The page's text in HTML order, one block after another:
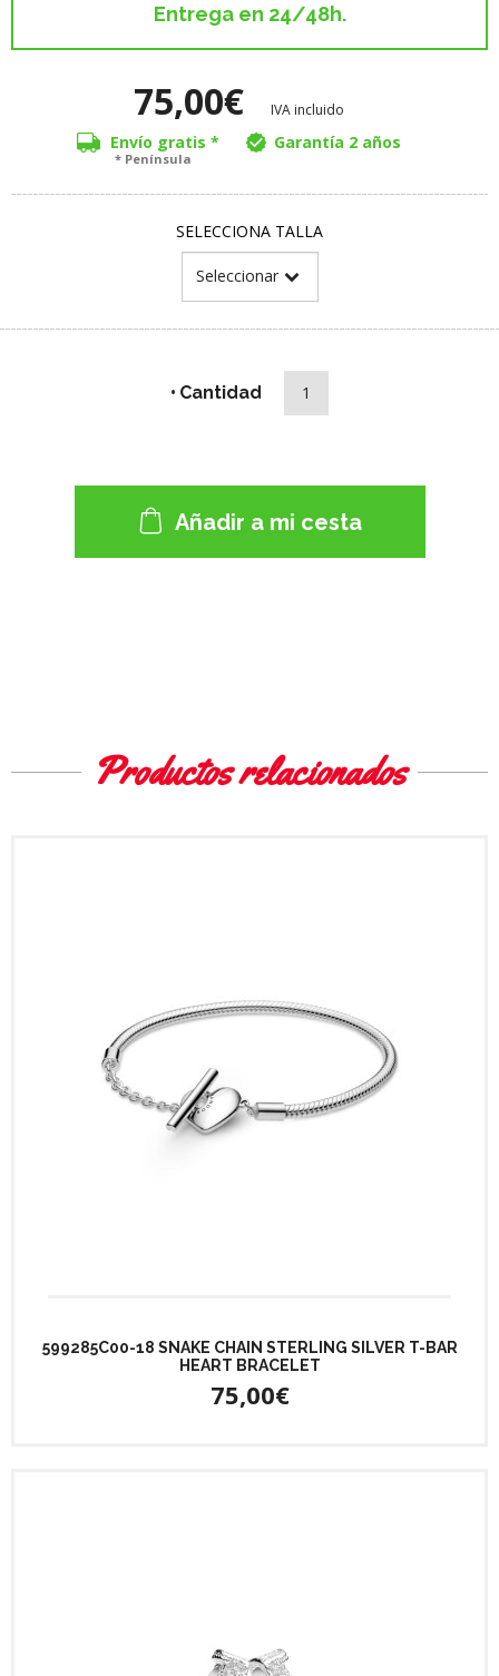
Entrega en 24/48h.
75,00€ IVA incluido
Envío gratis *
* Península
Garantía 2 años
SELECCIONA TALLA
Cantidad
Añadir a mi cesta
Productos relacionados
599285C00-18 SNAKE CHAIN STERLING SILVER T-BAR
HEART BRACELET
75,00€